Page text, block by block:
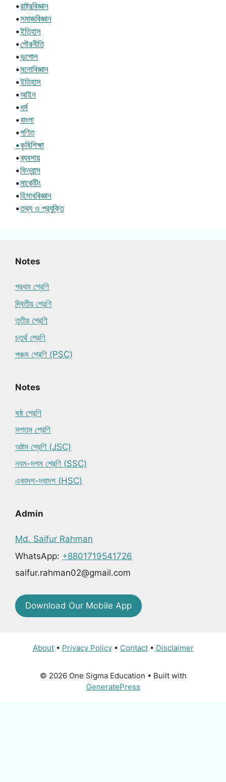
•রাষ্ট্রবিজ্ঞান
•সমাজবিজ্ঞান
•ইতিহাস
•পৌরনীতি
•ভূগোল
•মনোবিজ্ঞান
•ইতিহাস
•আইন
•ধর্ম
•বাংলা
•গণিত
•কৃষিশিক্ষা
•ব্যবসায়
•ফিন্যান্স
•মার্কেটিং
•হিসাববিজ্ঞান
•তথ্য ও প্রযুক্তি
Notes
প্রথম শ্রেণি
দ্বিতীয় শ্রেণি
তৃতীয় শ্রেণি
চতুর্থ শ্রেণি
পঞ্চম শ্রেণি (PSC)
Notes
ষষ্ঠ শ্রেণি
সপ্তম শ্রেণি
অষ্টম শ্রেণি (JSC)
নবম-দশম শ্রেণি (SSC)
একাদশ-দ্বাদশ (HSC)
Admin
Md. Saifur Rahman
WhatsApp: +8801719541726
saifur.rahman02@gmail.com
Download Our Mobile App
About• Privacy Policy• Contact• Disclaimer
© 2026 One Sigma Education • Built with
GeneratePress